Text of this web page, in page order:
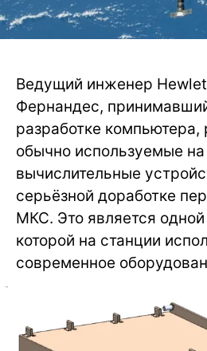
Ведущий инженер
Фернандес,
разработке компьютера,
обычно используемые
вычислительные
серьёзной доработке
МКС. Это является
которой на станции
современное